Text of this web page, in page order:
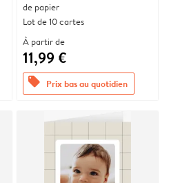
de papier
Lot de 10 cartes
À partir de
11,99 €
offers Prix bas au quotidien